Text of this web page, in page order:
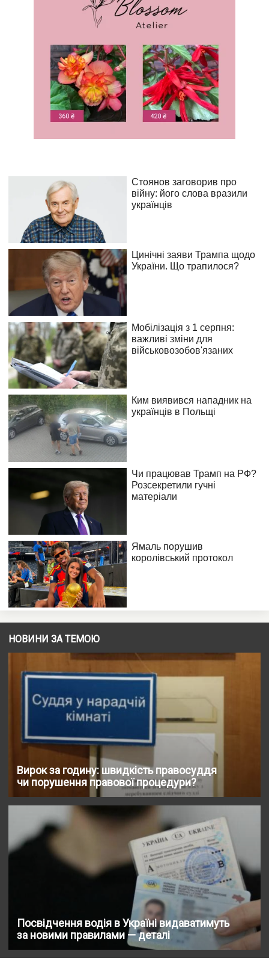
НОВИНИ ЗА ТЕМОЮ
Вирок за годину: швидкість правосуддя
чи порушення правової процедури?
Посвідчення водія в Україні видаватимуть
за новими правилами — деталі